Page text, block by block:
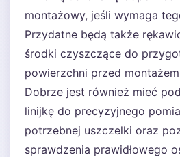
montażowy, jeśli wymaga
Przydatne będą także
środki czyszczące do
powierzchni przed
Dobrze jest również mieć
linijkę do precyzyjnego
potrzebnej uszczelki oraz
sprawdzenia prawidłowego